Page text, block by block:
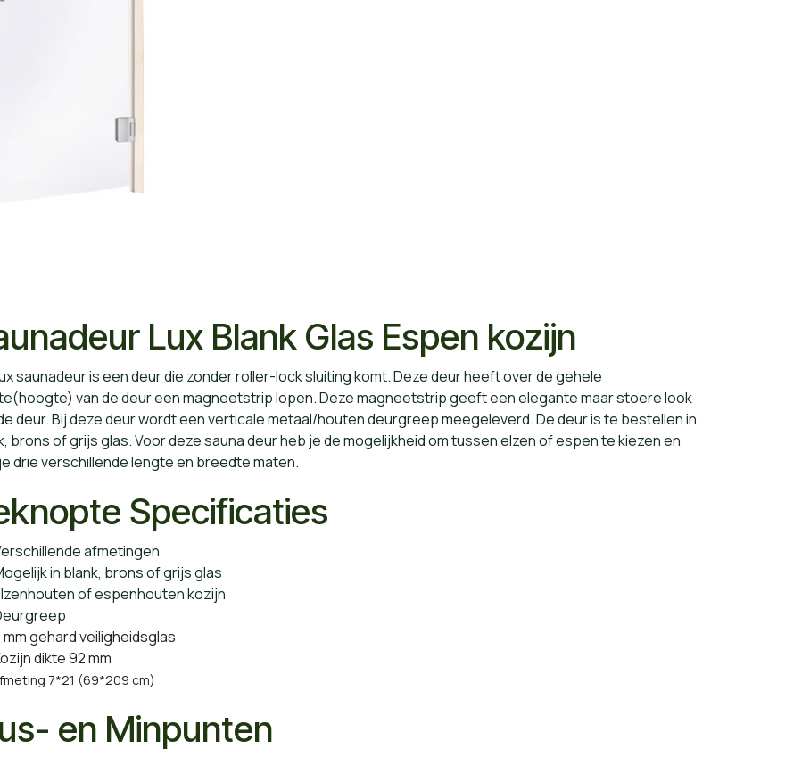
Lux Blank Glas Espen kozijn
saunadeur is een deur die zonder roller-lock sluiting komt. Deze deur heeft over de gehele
van de deur een magneetstrip lopen. Deze magneetstrip geeft een elegante maar stoere look
deur. Bij deze deur wordt een verticale metaal/houten deurgreep meegeleverd. De deur is te bestellen in
brons of grijs glas. Voor deze sauna deur heb je de mogelijkheid om tussen elzen of espen te kiezen en
drie verschillende lengte en breedte maten.
Specificaties
afmetingen
in blank, brons of grijs glas
of espenhouten kozijn
mm gehard veiligheidsglas
dikte 92 mm
7*21 (69*209 cm)
en Minpunten